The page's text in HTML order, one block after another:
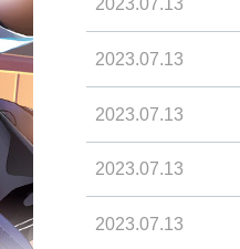
2023.07.13
2023.07.13
2023.07.13
2023.07.13
2023.07.13